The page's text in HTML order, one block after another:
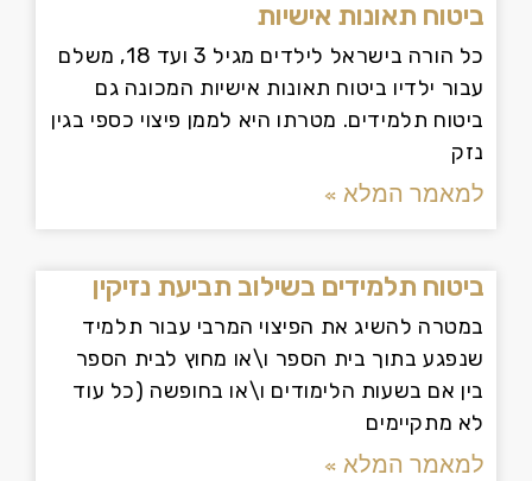
ביטוח תאונות אישיות
כל הורה בישראל לילדים מגיל 3 ועד 18, משלם
עבור ילדיו ביטוח תאונות אישיות המכונה גם
ביטוח תלמידים. מטרתו היא לממן פיצוי כספי בגין
נזק
למאמר המלא »
ביטוח תלמידים בשילוב תביעת נזיקין
במטרה להשיג את הפיצוי המרבי עבור תלמיד
שנפגע בתוך בית הספר ו\או מחוץ לבית הספר
בין אם בשעות הלימודים ו\או בחופשה (כל עוד
לא מתקיימים
למאמר המלא »